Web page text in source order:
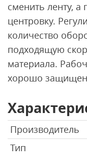
сменить ленту, а
центровку.
количество
подходящую
материала.
хорошо
Производитель
Тип